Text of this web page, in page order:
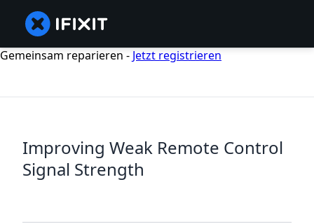
Gemeinsam reparieren - Jetzt registrieren
Improving Weak Remote Control
Signal Strength